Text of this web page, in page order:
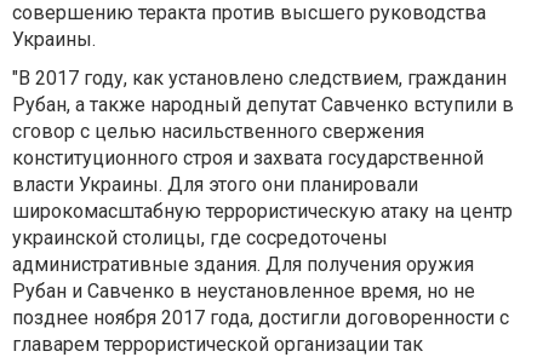
совершению теракта против высшего руководства
Украины.
"В 2017 году, как установлено следствием, гражданин
Рубан, а также народный депутат Савченко вступили в
сговор с целью насильственного свержения
конституционного строя и захвата государственной
власти Украины. Для этого они планировали
широкомасштабную террористическую атаку на центр
украинской столицы, где сосредоточены
административные здания. Для получения оружия
Рубан и Савченко в неустановленное время, но не
позднее ноября 2017 года, достигли договоренности с
главарем террористической организации так